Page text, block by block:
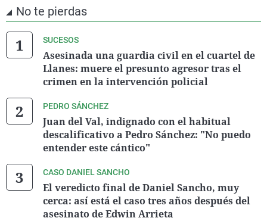
No te pierdas
SUCESOS
Asesinada una guardia civil en el cuartel de
Llanes: muere el presunto agresor tras el
crimen en la intervención policial
PEDRO SÁNCHEZ
Juan del Val, indignado con el habitual
descalificativo a Pedro Sánchez: "No puedo
entender este cántico"
CASO DANIEL SANCHO
El veredicto final de Daniel Sancho, muy
cerca: así está el caso tres años después del
asesinato de Edwin Arrieta